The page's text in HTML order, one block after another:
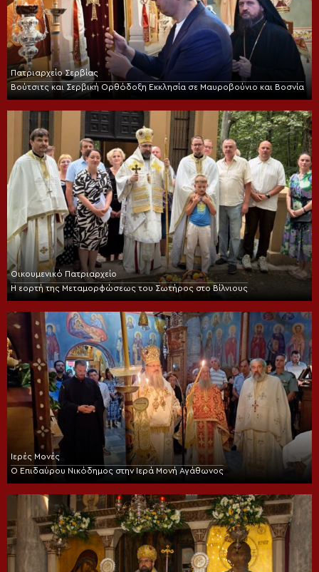
Πατριαρχείο Σερβίας
Βούτσιτς και Σερβική Ορθόδοξη Εκκλησία σε Μαυροβούνιο και Βοσνία
Οικουμενικό Πατριαρχείο
Η εορτή της Μεταμορφώσεως του Σωτήρος στο Βίλνιους
Ιερές Μονές
Ο Επιδαύρου Νικόδημος στην Ιερά Μονή Αγάθωνος